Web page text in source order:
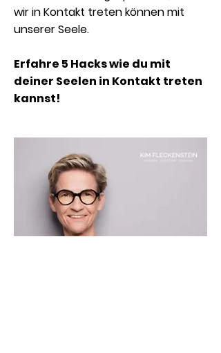
wir in Kontakt treten können mit
unserer Seele.
Erfahre 5 Hacks wie du mit
deiner Seelen in Kontakt treten
kannst!